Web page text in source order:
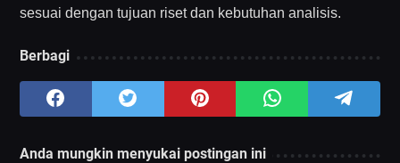
sesuai dengan tujuan riset dan kebutuhan analisis.
Berbagi
Anda mungkin menyukai postingan ini